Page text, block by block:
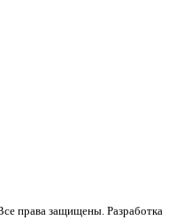
права защищены. Разработка